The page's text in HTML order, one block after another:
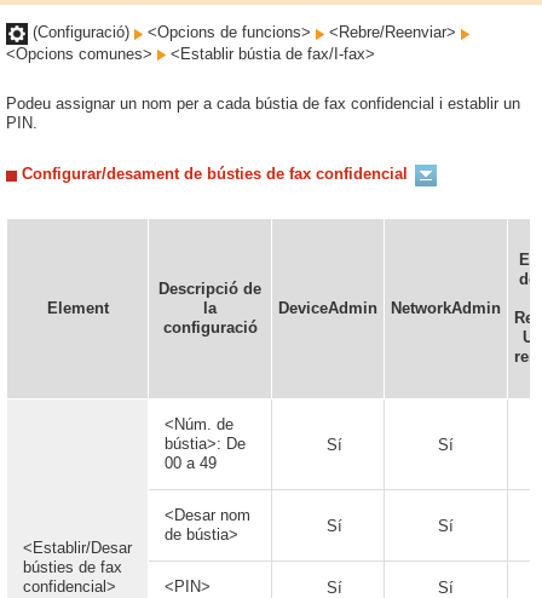
(Configuració) <Opcions de funcions>
<Rebre/Reenviar>
<Opcions comunes>
<Establir bústia de fax/I-fax>
Podeu assignar un nom per a cada bústia de fax confidencial i establir un
PIN.
Configurar/desament de bústies de fax confidencial
Element
Descripció de
la
configuració
DeviceAdmin NetworkAdmin
UI
<Establir/Desar
bústies de fax
confidencial>
<Núm. de
bústia>: De
00 a 49
Sí Sí
<Desar nom
de bústia>
Sí Sí
<PIN> Sí Sí